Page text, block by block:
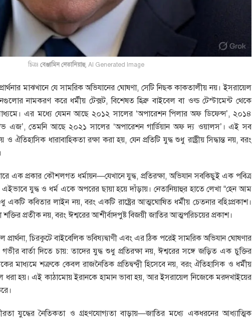
চিত্রঃ বেঞ্জামিন নেতানিয়াহু, AI Generated Image
মাঝখানে যে সামরিক অভিযানের ঘোষণা, সেটি নিছক কাকতালীয় নয়। ইসরায়েল
নামকরণ করে ধর্মীয় টেক্সট, বিশেষত হিব্রু বাইবেল বা ওল্ড টেস্টামেন্ট থেকে
এর মধ্যে যেমন আছে ২০১২ সালের ‘অপারেশন পিলার অফ ডিফেন্স’, ২০১৪
এজ’, তেমনি আছে ২০২১ সালের ‘অপারেশন গার্ডিয়ান অফ দ্য ওয়ালস’। এই সব
ও ঐতিহাসিক ধারাবাহিকতা রক্ষা করা হয়, যেন প্রতিটি যুদ্ধ শুধু রাষ্ট্রীয় সিদ্ধান্ত নয়, বরং
এক প্রকার কৌশলগত ধর্মায়ন—যেখানে যুদ্ধ, প্রতিরক্ষা, অভিযান সবকিছুই এক পবিত্র
এইভাবে যুদ্ধ ও ধর্ম একে অপরের ছায়া হয়ে দাঁড়ায়। নেতানিয়াহুর হাতে লেখা “হেন আম
একটি কবিতার লাইন নয়, বরং একটি রাষ্ট্রের আত্মঘোষিত ধর্মীয় চেতনার বহিঃপ্রকাশ।
প্রতীক নয়, বরং ঈশ্বরের আশীর্বাদপুষ্ট বিজয়ী জাতির আত্মপরিচয়ের প্রকাশ।
চিরকুটে বাইবেলিক ভবিষ্যদ্বাণী এবং এর ঠিক পরেই সামরিক অভিযান ঘোষণার
বার্তা দিতে চায়: তাদের যুদ্ধ শুধু প্রতিরক্ষা নয়, ঈশ্বরের সঙ্গে জড়িত এক চুক্তির
মাধ্যমে শত্রুকে কেবল রাজনৈতিক প্রতিদ্বন্দ্বী হিসেবে নয়, বরং ঐতিহাসিক ও ধর্মীয়
ধরা হয়। এই কাঠামোয় ইরানকে হামান ভাবা হয়, আর ইসরায়েল নিজেকে মরদখাইয়ের
যুদ্ধের নৈতিকতা ও গ্রহণযোগ্যতা বাড়ায়—জাতির মধ্যে একধরনের আধ্যাত্মিক